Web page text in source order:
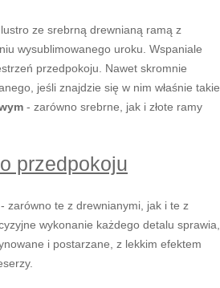
ze srebrną drewnianą ramą z
wysublimowanego uroku. Wspaniale
przedpokoju. Nawet skromnie
jeśli znajdzie się w nim właśnie takie
- zarówno srebrne, jak i złote ramy
przedpokoju
- zarówno te z drewnianymi, jak i te z
wykonanie każdego detalu sprawia,
i postarzane, z lekkim efektem